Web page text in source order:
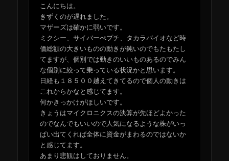
こんにちは。
きずくのが遅れました。
マザーズは確かに弱いです。
ミクシー、サイバーぺプチ、タカラバイオなど時
価総額の大きいものの動きが鈍いのでもたもたし
てますが、個別では動きのいいものあるのでみん
な個別に絞って乗っている状況かと思います。
日経も１８５００越えてきてるので個人の動きは
これからかなと感じてます。
何かきっかけがほしいです。
きょうはマイクロニクスの決算が先ほどよかった
のでなんでもいいので人気になるような株がいっ
ぱい出てくれば全体に資金がまわるのではないか
と感じてます。
あまり悲観はしておりません。